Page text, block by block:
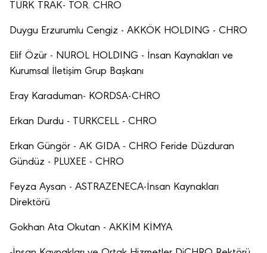
TÜRK TRAK- TÖR. CHRO
Duygu Erzurumlu Cengiz - AKKÖK HOLDING - CHRO
Elif Özür - NUROL HOLDING - İnsan Kaynakları ve
Kurumsal İletişim Grup Başkanı
Eray Karaduman- KORDSA-CHRO
Erkan Durdu - TURKCELL - CHRO
Erkan Güngör - AK GIDA - CHRO Feride Düzduran
Gündüz - PLUXEE - CHRO
Feyza Aysan - ASTRAZENECA-İnsan Kaynakları
Direktörü
Gokhan Ata Okutan - AKKİM KİMYA